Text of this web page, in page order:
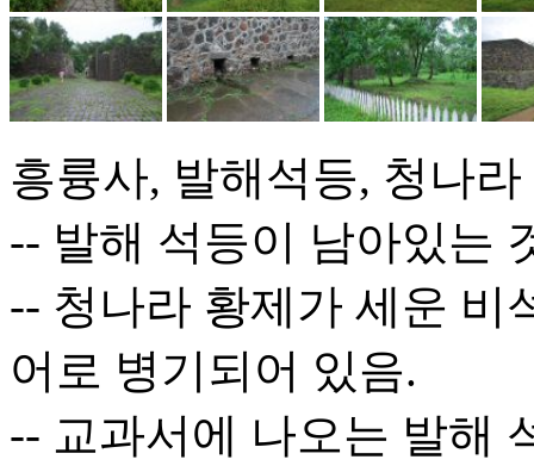
흥륭사, 발해석등, 청나
-- 발해 석등이 남아있는
-- 청나라 황제가 세운 비
어로 병기되어 있음.
-- 교과서에 나오는 발해